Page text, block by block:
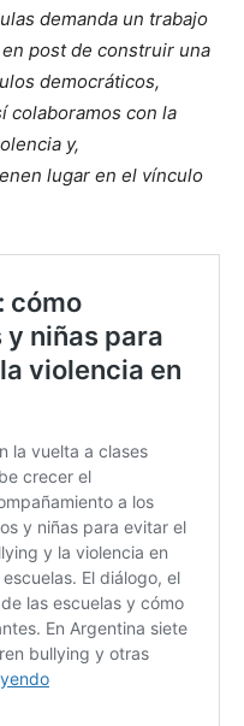
demanda un trabajo
post de construir una
democráticos,
colaboramos con la
y,
lugar en el vínculo